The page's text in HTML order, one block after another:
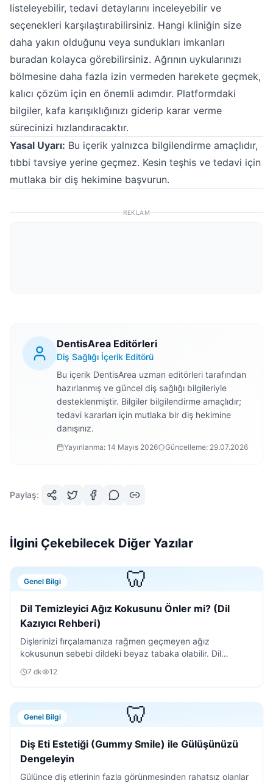
listeleyebilir, tedavi detaylarını inceleyebilir ve
seçenekleri karşılaştırabilirsiniz. Hangi kliniğin size
daha yakın olduğunu veya sundukları imkanları
buradan kolayca görebilirsiniz. Ağrının uykularınızı
bölmesine daha fazla izin vermeden harekete geçmek,
kalıcı çözüm için en önemli adımdır. Platformdaki
bilgiler, kafa karışıklığınızı giderip karar verme
sürecinizi hızlandıracaktır.
Yasal Uyarı: Bu içerik yalnızca bilgilendirme amaçlıdır,
tıbbi tavsiye yerine geçmez. Kesin teşhis ve tedavi için
mutlaka bir diş hekimine başvurun.
REKLAM
DentisArea Editörleri
Diş Sağlığı İçerik Editörü
Bu içerik DentisArea uzman editörleri tarafından
hazırlanmış ve güncel diş sağlığı bilgileriyle
desteklenmiştir. Bilgiler bilgilendirme amaçlıdır;
tedavi kararları için mutlaka bir diş hekimine
danışınız.
Yayınlanma: 14 Mayıs 2026 Güncelleme: 29.07.2026
Paylaş:
İlgini Çekebilecek Diğer Yazılar
🦷
Genel Bilgi
Dil Temizleyici Ağız Kokusunu Önler mi? (Dil
Kazıyıcı Rehberi)
Dişlerinizi fırçalamanıza rağmen geçmeyen ağız
kokusunun sebebi dildeki beyaz tabaka olabilir. Dil
7 dk 12
🦷
Genel Bilgi
Diş Eti Estetiği (Gummy Smile) ile Gülüşünüzü
Dengeleyin
Gülünce diş etlerinin fazla görünmesinden rahatsız olanlar